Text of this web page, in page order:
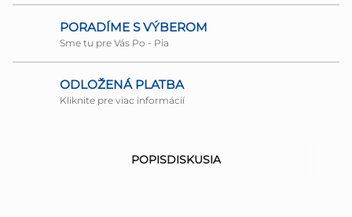
PORADÍME S VÝBEROM
Sme tu pre Vás Po - Pia
ODLOŽENÁ PLATBA
Kliknite pre viac informácií
POPISDISKUSIA